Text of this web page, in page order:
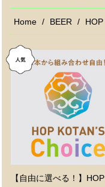
Home BEER
【自由に選べる！】